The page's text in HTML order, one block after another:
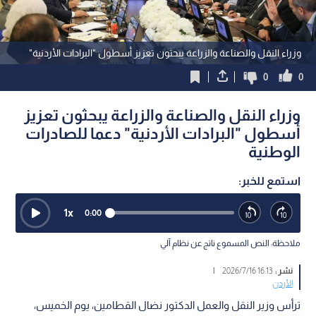
وزراء النقل والصناعة والزراعة يبحثون تعزيز أسطول "البرادات الأردنية"
0
0
وزراء النقل والصناعة والزراعة يبحثون تعزيز
أسطول "البرادات الأردنية" دعما للصادرات
الوطنية
استمع للخبر:
0:00
1x
ملاحظة: النص المسموع ناتج عن نظام آلي
نشر :16:13 2026/7/16
|
الأردن
ترأس وزير النقل والعمل الدكتور نضال القطامين، يوم الخميس،